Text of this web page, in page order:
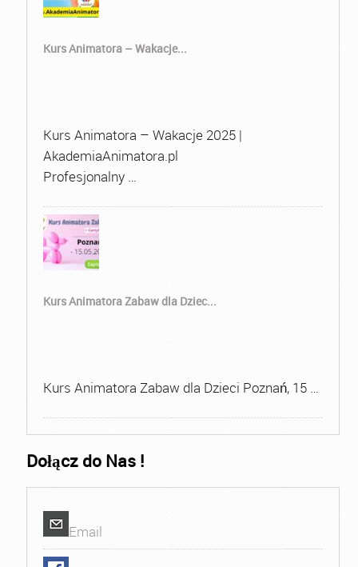
Kurs Animatora – Wakacje...
Kurs Animatora – Wakacje 2025 |
AkademiaAnimatora.pl
Profesjonalny …
Kurs Animatora Zabaw dla Dziec...
Kurs Animatora Zabaw dla Dzieci Poznań, 15 …
Dołącz do Nas !
Email